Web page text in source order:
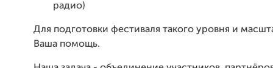
радио)
Для подготовки фестиваля такого уровня и
Ваша помощь.